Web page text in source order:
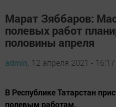
Марат Зяббаров:
полевых работ
половины апреля
admin, 12 апреля 2021 - 16:17
В Республике Татарстан
полевым работам.